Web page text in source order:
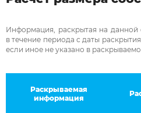
Информация, раскрытая на данной
в течение периода с даты
если иное не указано в
Раскрываемая
информация